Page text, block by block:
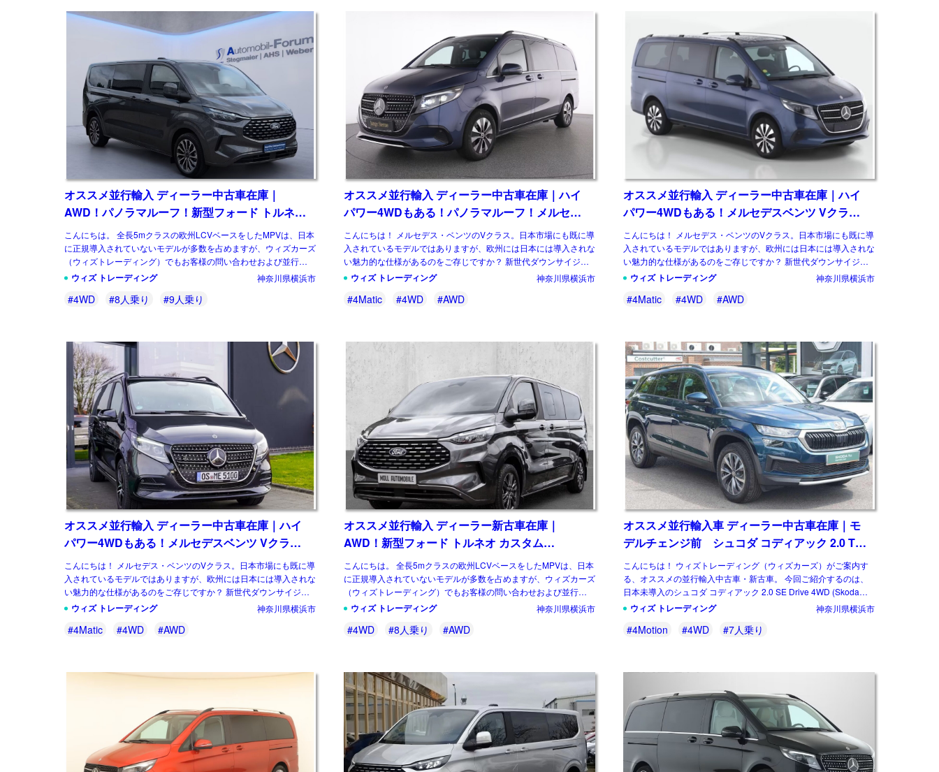
オススメ並行輸入 ディーラー中古車在庫｜
AWD！パノラマルーフ！新型フォード トルネオ
カスタム Titanium 2.0 8AT ロング ８人乗り 左ハ
ンドル
こんにちは。 全長5mクラスの欧州LCVベースをしたMPVは、日本
に正規導入されていないモデルが多数を占めますが、ウィズカーズ
（ウィズトレーディング）でもお客様の問い合わせおよび並行輸入
ウィズ トレーディング 神奈川県横浜市
#4WD #8人乗り #9人乗り
オススメ並行輸入 ディーラー中古車在庫｜ハイ
パワー4WDもある！パノラマルーフ！メルセデ
スベンツ Vクラス V300d アバンギャルド ロング
4Matic 9G-Tronic 左ハンドル
こんにちは！ メルセデス・ベンツのVクラス。日本市場にも既に導
入されているモデルではありますが、欧州には日本には導入されな
い魅力的な仕様があるのをご存じですか？ 新世代ダウンサイジン
グユニットに統一、クラス最強となるパワ […]
ウィズ トレーディング 神奈川県横浜市
#4Matic #4WD #AWD
オススメ並行輸入 ディーラー中古車在庫｜ハイ
パワー4WDもある！メルセデスベンツ Vクラス
V300d Style ロング 4Matic 9G-Tronic 左ハンド
ル
こんにちは！ メルセデス・ベンツのVクラス。日本市場にも既に導
入されているモデルではありますが、欧州には日本には導入されな
い魅力的な仕様があるのをご存じですか？ 新世代ダウンサイジン
グユニットに統一、クラス最強となるパワ […]
ウィズ トレーディング 神奈川県横浜市
#4Matic #4WD #AWD
オススメ並行輸入 ディーラー中古車在庫｜ハイ
パワー4WDもある！メルセデスベンツ Vクラス
V300d Style AMGロング 4Matic 9G-Tronic 左ハ
ンドル
こんにちは！ メルセデス・ベンツのVクラス。日本市場にも既に導
入されているモデルではありますが、欧州には日本には導入されな
い魅力的な仕様があるのをご存じですか？ 新世代ダウンサイジン
グユニットに統一、クラス最強となるパワ […]
ウィズ トレーディング 神奈川県横浜市
#4Matic #4WD #AWD
オススメ並行輸入 ディーラー新古車在庫｜
AWD！新型フォード トルネオ カスタム
Titanium 2.0 8AT ロング ８人乗り 左ハンドル
こんにちは。 全長5mクラスの欧州LCVベースをしたMPVは、日本
に正規導入されていないモデルが多数を占めますが、ウィズカーズ
（ウィズトレーディング）でもお客様の問い合わせおよび並行輸入
ウィズ トレーディング 神奈川県横浜市
#4WD #8人乗り #AWD
オススメ並行輸入車 ディーラー中古車在庫｜モ
デルチェンジ前 シュコダ コディアック 2.0 TDI
SE Drive DSG 4WD 7人乗り 7DSG 右ハンドル
こんにちは！ ウィズトレーディング（ウィズカーズ）がご案内す
る、オススメの並行輸入中古車・新古車。 今回ご紹介するのは、
日本未導入のシュコダ コディアック 2.0 SE Drive 4WD (Skoda
Kodiaq）で […]
ウィズ トレーディング 神奈川県横浜市
#4Motion #4WD #7人乗り